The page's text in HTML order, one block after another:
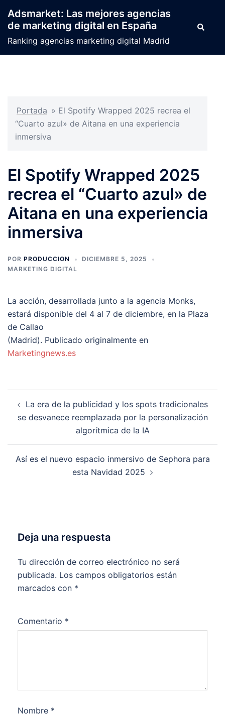
contenido
Adsmarket: Las mejores agencias
de marketing digital en España
Ranking agencias marketing digital Madrid
Buscar
Portada » El Spotify Wrapped 2025 recrea el
“Cuarto azul» de Aitana en una experiencia
inmersiva
El Spotify Wrapped 2025
recrea el “Cuarto azul» de
Aitana en una experiencia
inmersiva
POR PRODUCCION
DICIEMBRE 5, 2025
MARKETING DIGITAL
La acción, desarrollada junto a la agencia Monks,
estará disponible del 4 al 7 de diciembre, en la Plaza
de Callao
(Madrid). Publicado originalmente en
Marketingnews.es
de
entradas
La era de la publicidad y los spots tradicionales
se desvanece reemplazada por la personalización
algorítmica de la IA
Así es el nuevo espacio inmersivo de Sephora para
esta Navidad 2025
Deja una respuesta
Tu dirección de correo electrónico no será
publicada. Los campos obligatorios están
marcados con *
Comentario *
Nombre *